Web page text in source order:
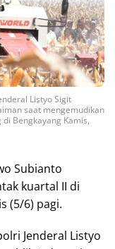
Listyo Sigit
saat mengemudikan
Bengkayang Kamis,
Subianto
kuartal II di
(5/6) pagi.
Jenderal Listyo